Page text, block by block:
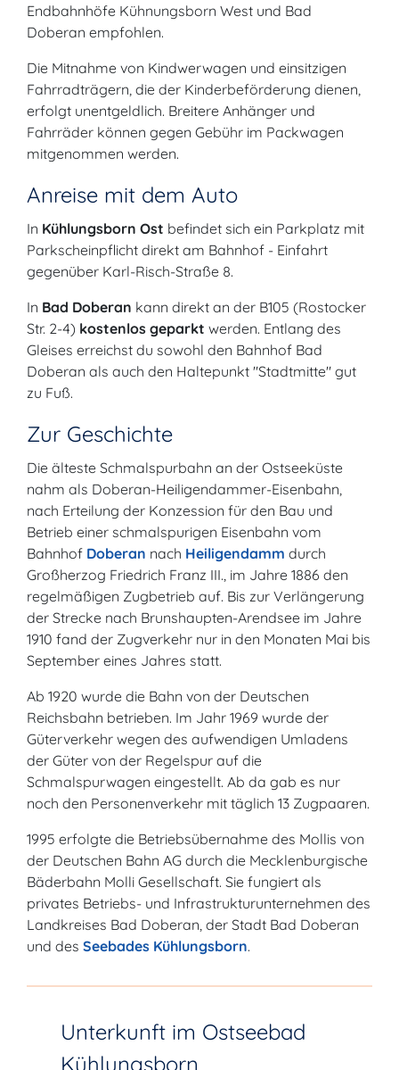
Endbahnhöfe Kühnungsborn West und Bad
Doberan empfohlen.
Die Mitnahme von Kindwerwagen und einsitzigen
Fahrradträgern, die der Kinderbeförderung dienen,
erfolgt unentgeldlich. Breitere Anhänger und
Fahrräder können gegen Gebühr im Packwagen
mitgenommen werden.
Anreise mit dem Auto
In Kühlungsborn Ost befindet sich ein Parkplatz mit
Parkscheinpflicht direkt am Bahnhof - Einfahrt
gegenüber Karl-Risch-Straße 8.
In Bad Doberan kann direkt an der B105 (Rostocker
Str. 2-4) kostenlos geparkt werden. Entlang des
Gleises erreichst du sowohl den Bahnhof Bad
Doberan als auch den Haltepunkt "Stadtmitte" gut
zu Fuß.
Zur Geschichte
Die älteste Schmalspurbahn an der Ostseeküste
nahm als Doberan-Heiligendammer-Eisenbahn,
nach Erteilung der Konzession für den Bau und
Betrieb einer schmalspurigen Eisenbahn vom
Bahnhof Doberan nach Heiligendamm durch
Großherzog Friedrich Franz III., im Jahre 1886 den
regelmäßigen Zugbetrieb auf. Bis zur Verlängerung
der Strecke nach Brunshaupten-Arendsee im Jahre
1910 fand der Zugverkehr nur in den Monaten Mai bis
September eines Jahres statt.
Ab 1920 wurde die Bahn von der Deutschen
Reichsbahn betrieben. Im Jahr 1969 wurde der
Güterverkehr wegen des aufwendigen Umladens
der Güter von der Regelspur auf die
Schmalspurwagen eingestellt. Ab da gab es nur
noch den Personenverkehr mit täglich 13 Zugpaaren.
1995 erfolgte die Betriebsübernahme des Mollis von
der Deutschen Bahn AG durch die Mecklenburgische
Bäderbahn Molli Gesellschaft. Sie fungiert als
privates Betriebs- und Infrastrukturunternehmen des
Landkreises Bad Doberan, der Stadt Bad Doberan
und des Seebades Kühlungsborn.
Unterkunft im Ostseebad
Kühlungsborn